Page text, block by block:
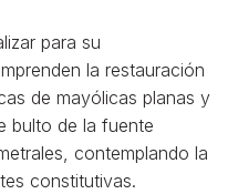
para su
la restauración
de mayólicas planas y
bulto de la fuente
contemplando la
constitutivas.